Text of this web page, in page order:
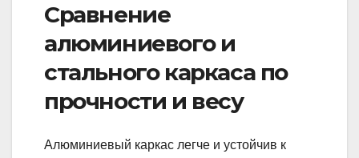
Сравнение
алюминиевого и
стального каркаса по
прочности и весу
Алюминиевый каркас легче и устойчив к